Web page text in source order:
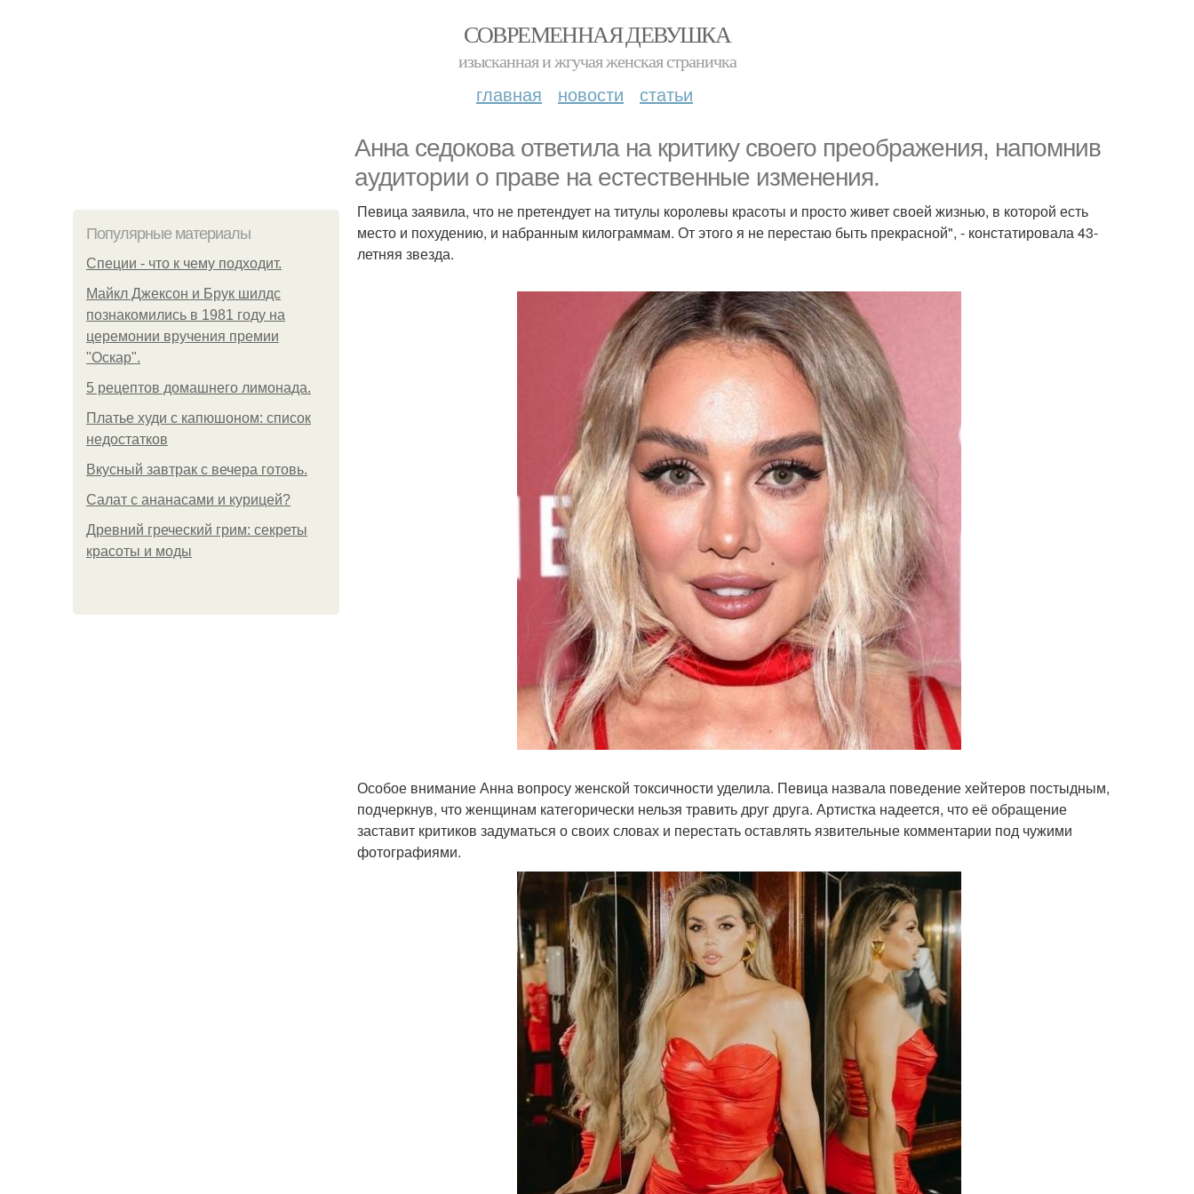
СОВРЕМЕННАЯ ДЕВУШКА
изысканная и жгучая женская страничка
главная новости статьи
Анна седокова ответила на критику своего преображения, напомнив
аудитории о праве на естественные изменения.
Популярные материалы
Специи - что к чему подходит.
Майкл Джексон и Брук шилдс
познакомились в 1981 году на
церемонии вручения премии
"Оскар".
5 рецептов домашнего лимонада.
Платье худи с капюшоном: список
недостатков
Вкусный завтрак с вечера готовь.
Салат с ананасами и курицей?
Древний греческий грим: секреты
красоты и моды
Певица заявила, что не претендует на титулы королевы красоты и просто живет своей жизнью, в которой есть
место и похудению, и набранным килограммам. От этого я не перестаю быть прекрасной", - констатировала 43-
летняя звезда.
Особое внимание Анна вопросу женской токсичности уделила. Певица назвала поведение хейтеров постыдным,
подчеркнув, что женщинам категорически нельзя травить друг друга. Артистка надеется, что её обращение
заставит критиков задуматься о своих словах и перестать оставлять язвительные комментарии под чужими
фотографиями.